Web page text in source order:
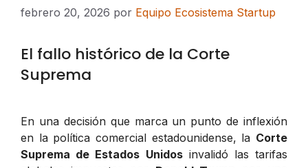
febrero 20, 2026 por Equipo Ecosistema Startup
El fallo histórico de la Corte
Suprema
En una decisión que marca un punto de inflexión
en la política comercial estadounidense, la Corte
Suprema de Estados Unidosinvalidó las tarifas